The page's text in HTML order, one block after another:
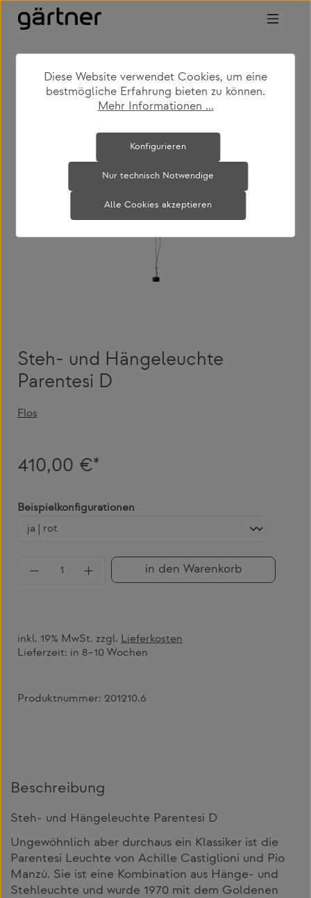
Zum Hauptinhalt springen
shop produkte leuchten stehleuchten
Bildergalerie überspringen
Steh- und Hängeleuchte
Parentesi D
Flos
410,00 €*
Beispielkonfigurationen
Produkt Anzahl: Gib den gewünschten
in den Warenkorb
inkl. 19% MwSt. zzgl. Lieferkosten
Lieferzeit: in 8–10 Wochen
Produktnummer: 201210.6
Beschreibung
Steh- und Hängeleuchte Parentesi D
Ungewöhnlich aber durchaus ein Klassiker ist die
Parentesi Leuchte von Achille Castiglioni und Pio
Manzù. Sie ist eine Kombination aus Hänge- und
Stehleuchte und wurde 1970 mit dem Goldenen
Diese Website verwendet Cookies, um eine
bestmögliche Erfahrung bieten zu können.
Mehr Informationen ...
Nur technisch Notwendige
Konfigurieren
Alle Cookies akzeptieren